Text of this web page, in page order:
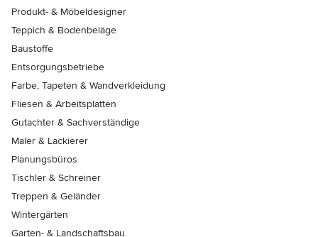
Produkt- & Möbeldesigner
Teppich & Bodenbeläge
Baustoffe
Entsorgungsbetriebe
Farbe, Tapeten & Wandverkleidung
Fliesen & Arbeitsplatten
Gutachter & Sachverständige
Maler & Lackierer
Planungsbüros
Tischler & Schreiner
Treppen & Geländer
Wintergärten
Garten- & Landschaftsbau